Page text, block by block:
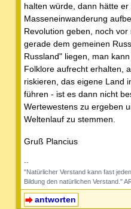
halten würde, dann hätte
Masseneinwanderung
Revolution geben, noch
gerade dem gemeinen
Russland" liegen, man
Folklore aufrecht erhalten,
riskieren, das eigene Land
führen - ist es dann nicht
Wertewestens zu ergeben
Weltenlauf zu stemmen.
Gruß Plancius
--
"Natürlicher Verstand kann fast
Bildung den natürlichen Verstand."
antworten